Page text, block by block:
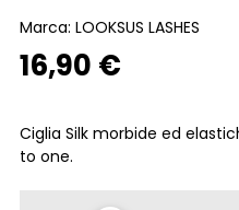
Marca: LOOKSUS LASHES
16,90 €
Ciglia Silk morbide ed
to one.